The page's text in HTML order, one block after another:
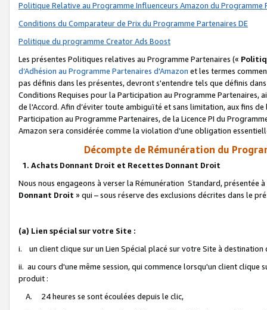
Politique Relative au Programme Influenceurs Amazon du Programme
Conditions du Comparateur de Prix du Programme Partenaires DE
Politique du programme Creator Ads Boost
Les présentes Politiques relatives au Programme Partenaires («
d’Adhésion au Programme Partenaires d'Amazon et les termes
pas définis dans les présentes, devront s'entendre tels que définis
Conditions Requises pour la Participation au Programme Partenaires,
de l'Accord. Afin d’éviter toute ambiguïté et sans limitation, aux fins
Participation au Programme Partenaires, de la Licence PI du
Amazon sera considérée comme la violation d’une obligation
Décompte de Rémunération du
1. Achats Donnant Droit et Recettes Donnant Droit
Nous nous engageons à verser la Rémunération Standard, présentée
Donnant Droit » qui – sous réserve des exclusions décrites dans le
(a) Lien spécial sur votre Site :
i. un client clique sur un Lien Spécial placé sur votre Site à destination
ii. au cours d'une même session, qui commence lorsqu'un client
produit :
A. 24 heures se sont écoulées depuis le clic,